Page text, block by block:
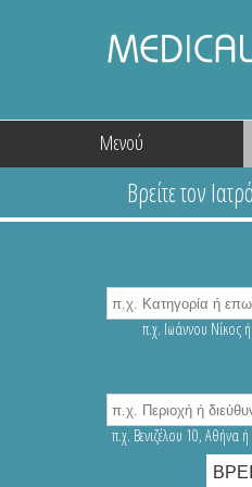
Μενού
π.χ. Ιωάννου Νίκος ή
π.χ. Βενιζέλου 10, Αθήνα